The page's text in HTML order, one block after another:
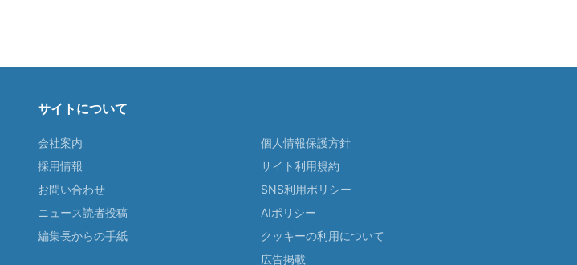
サイトについて
会社案内
採用情報
お問い合わせ
ニュース読者投稿
編集長からの手紙
個人情報保護方針
サイト利用規約
SNS利用ポリシー
AIポリシー
クッキーの利用について
広告掲載